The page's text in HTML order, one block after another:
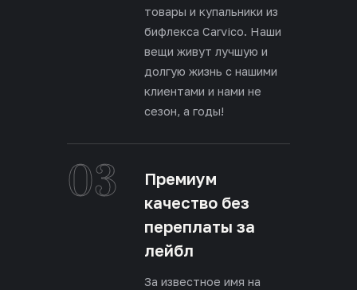
товары и купальники из
бифлекса Carvico. Наши
вещи живут лучшую и
долгую жизнь с нашими
клиентами и нами не
сезон, а годы!
03
Премиум
качество без
переплаты за
лейбл
За известное имя на